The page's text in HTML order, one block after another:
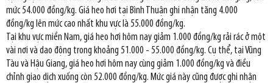
mức 54.000 đồng/kg. Giá heo hơi tại Bình Thuận ghi nhận tăng 4.000
đồng/kg lên mức cao nhất khu vực là 55.000 đồng/kg.
Tại khu vực miền Nam, giá heo hơi hôm nay giảm 1.000 đồng/kg rải rác ở một
vài nơi và dao động trong khoảng 51.000 - 55.000 đồng/kg. Cụ thể, tại Vũng
Tàu và Hậu Giang, giá heo hơi hôm nay cùng giảm 1.000 đồng/kg và điều
chỉnh giao dịch xuống còn 52.000 đồng/kg. Mức giá này cũng được ghi nhận